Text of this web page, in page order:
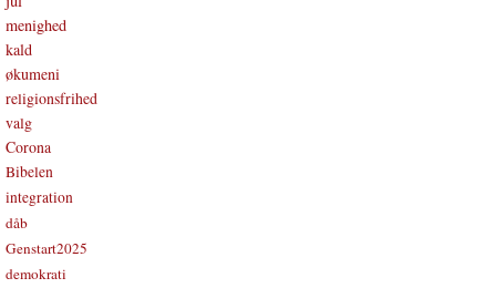
menighed
kald
økumeni
religionsfrihed
valg
Corona
Bibelen
integration
dåb
Genstart2025
demokrati